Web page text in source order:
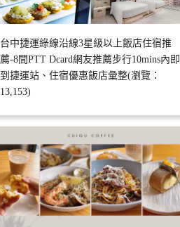
台中捷運綠線沿線3星級以上飯店住宿推
薦-8間PTT Dcard網友推薦步行10mins內即
到捷運站、住宿優惠飯店彙整(瀏覽：
13,153)